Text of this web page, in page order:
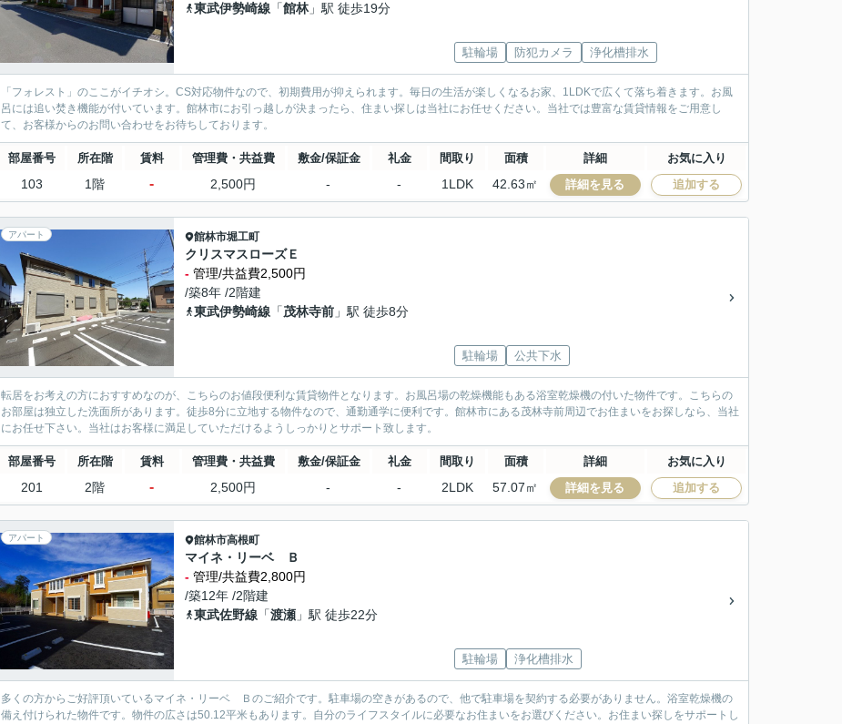
東武伊勢崎線 「館林」駅 徒歩19分
駐輪場 防犯カメラ 浄化槽排水
「フォレスト」のここがイチオシ。CS対応物件なので、初期費用が抑えられます。毎日の生活が楽しくなるお家、1LDKで広くて落ち着きます。お風
呂には追い焚き機能が付いています。館林市にお引っ越しが決まったら、住まい探しは当社にお任せください。当社では豊富な賃貸情報をご用意し
て、お客様からのお問い合わせをお待ちしております。
部屋番号 所在階 賃料 管理費・共益費 敷金/保証金 礼金 間取り 面積 詳細 お気に入り
103 1階 - 2,500円 - - 1LDK 42.63㎡ 詳細を見る 追加する
アパート 館林市堀工町
クリスマスローズＥ
- 管理/共益費2,500円
/築8年 /2階建
東武伊勢崎線 「茂林寺前 」駅 徒歩8分
駐輪場 公共下水
転居をお考えの方におすすめなのが、こちらのお値段便利な賃貸物件となります。お風呂場の乾燥機能もある浴室乾燥機の付いた物件です。こちらの
お部屋は独立した洗面所があります。徒歩8分に立地する物件なので、通勤通学に便利です。館林市にある茂林寺前周辺でお住まいをお探しなら、当社
にお任せ下さい。当社はお客様に満足していただけるようしっかりとサポート致します。
部屋番号 所在階 賃料 管理費・共益費 敷金/保証金 礼金 間取り 面積 詳細 お気に入り
201 2階 - 2,500円 - - 2LDK 57.07㎡ 詳細を見る 追加する
アパート 館林市高根町
マイネ・リーベ Ｂ
- 管理/共益費2,800円
/築12年 /2階建
東武佐野線 「渡瀬 」駅 徒歩22分
駐輪場 浄化槽排水
多くの方からご好評頂いているマイネ・リーベ Ｂのご紹介です。駐車場の空きがあるので、他で駐車場を契約する必要がありません。浴室乾燥機の
備え付けられた物件です。物件の広さは50.12平米もあります。自分のライフスタイルに必要なお住まいをお選びください。お住まい探しをサポートし